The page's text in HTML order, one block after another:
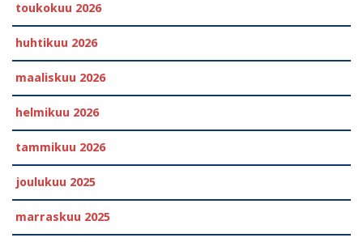
toukokuu 2026
huhtikuu 2026
maaliskuu 2026
helmikuu 2026
tammikuu 2026
joulukuu 2025
marraskuu 2025